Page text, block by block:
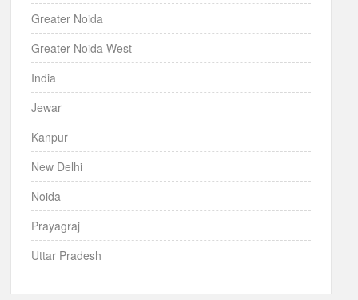
Greater Noida
Greater Noida West
India
Jewar
Kanpur
New Delhi
Noida
Prayagraj
Uttar Pradesh